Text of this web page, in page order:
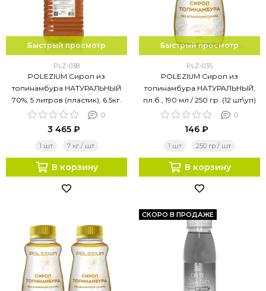
Быстрый просмотр
PLZ-038
POLEZIUM Сироп из
топинамбура НАТУРАЛЬНЫЙ
70%, 5 литров (пластик), 6.5кг.
0
3 465 ₽
1 шт 7 кг / шт
В корзину
Быстрый просмотр
PLZ-035
POLEZIUM Сироп из
топинамбура НАТУРАЛЬНЫЙ,
пл.б., 190 мл / 250 гр. (12 шт\уп)
0
146 ₽
1 шт 250 гр / шт
В корзину
СКОРО В ПРОДАЖЕ